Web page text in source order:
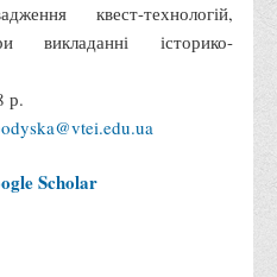
єдиного вступного фахового
здобуття ступеня магістра на
та проведення вступних
квест-технологій,
викладанні історико-
р.
Scholar